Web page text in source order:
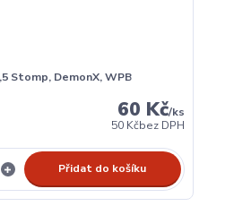
Stomp, DemonX, WPB
60 Kč/ks
50 Kčbez DPH
Přidat do košíku